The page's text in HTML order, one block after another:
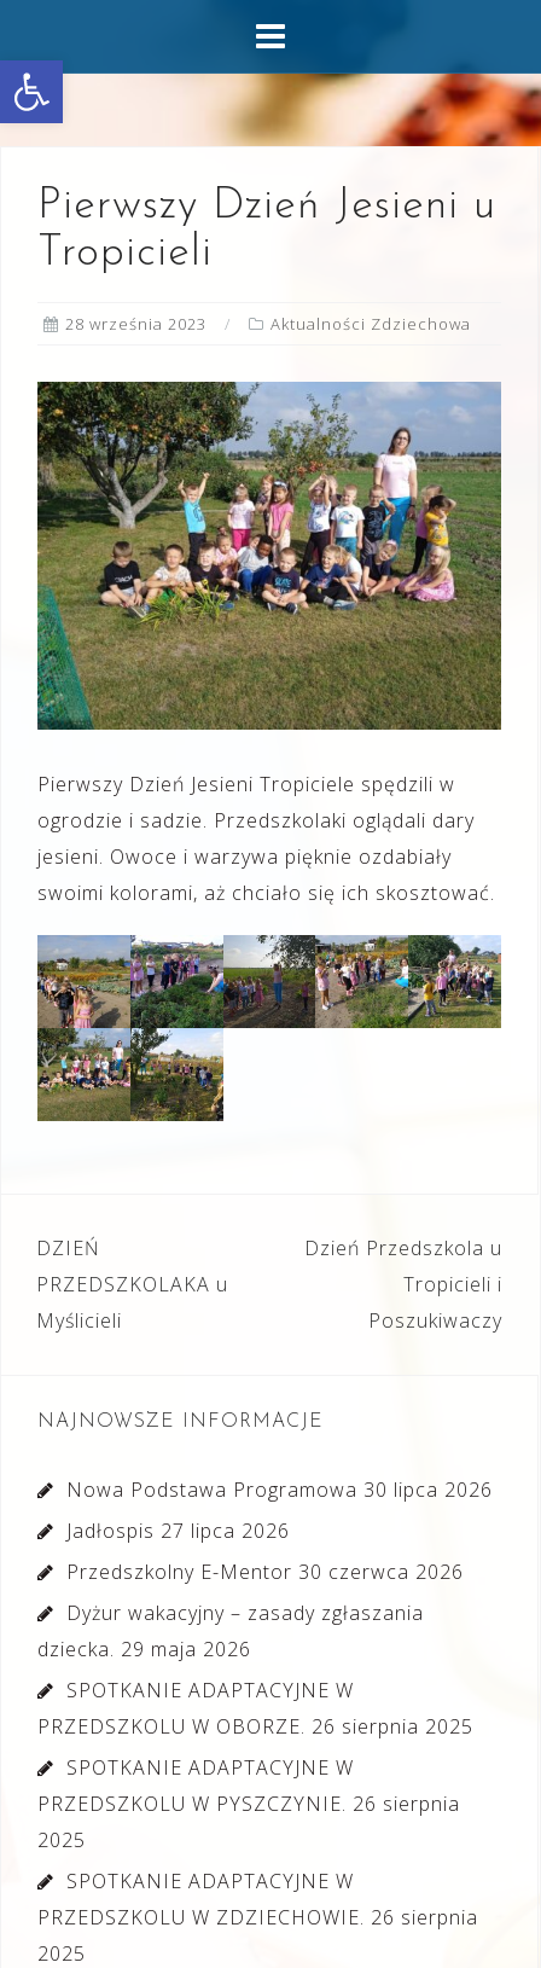
Otwórz pasek narzędzi
content
Pierwszy Dzień Jesieni u
Tropicieli
28 września 2023 Aktualności Zdziechowa
Pierwszy Dzień Jesieni Tropiciele spędzili w
ogrodzie i sadzie. Przedszkolaki oglądali dary
jesieni. Owoce i warzywa pięknie ozdabiały
swoimi kolorami, aż chciało się ich skosztować.
Nawigacja
wpisu
DZIEŃ
PRZEDSZKOLAKA u
Myślicieli
Dzień Przedszkola u
Tropicieli i
Poszukiwaczy
NAJNOWSZE INFORMACJE
Nowa Podstawa Programowa 30 lipca 2026
Jadłospis 27 lipca 2026
Przedszkolny E-Mentor 30 czerwca 2026
Dyżur wakacyjny – zasady zgłaszania
dziecka. 29 maja 2026
SPOTKANIE ADAPTACYJNE W
PRZEDSZKOLU W OBORZE. 26 sierpnia 2025
SPOTKANIE ADAPTACYJNE W
PRZEDSZKOLU W PYSZCZYNIE. 26 sierpnia
2025
SPOTKANIE ADAPTACYJNE W
PRZEDSZKOLU W ZDZIECHOWIE. 26 sierpnia
2025